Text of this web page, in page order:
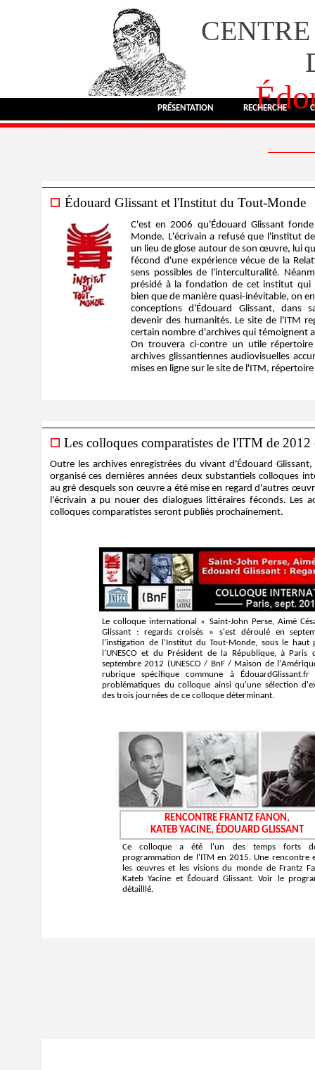
Édouard Glissant et l'Institut du Tout-Monde
C'est en 2006 qu'Édouard Glissant
Monde. L'écrivain a refusé que l'institut
un lieu de glose autour de son œuvre, lui
fécond d'une expérience vécue de la
sens possibles de l'interculturalité.
présidé à la fondation de cet institut
bien que de manière quasi-inévitable, on
conceptions d'Édouard Glissant, dans
devenir des humanités. Le site de l'ITM
certain nombre d'archives qui témoignent
On trouvera ci-contre un utile
archives glissantiennes audiovisuelles
mises en ligne sur le site de l'ITM,
Les colloques comparatistes de l'ITM de 2012
Outre les archives enregistrées du vivant d'Édouard
organisé ces dernières années deux substantiels colloques
au gré desquels son œuvre a été mise en regard d'autres
l'écrivain a pu nouer des dialogues littéraires féconds. Les
colloques comparatistes seront publiés prochainement.
Le colloque international « Saint-John Perse, Aimé
Glissant : regards croisés » s'est déroulé en
l'instigation de l'Institut du Tout-Monde, sous le haut
l'UNESCO et du Président de la République, à
septembre 2012 (UNESCO / BnF / Maison de
rubrique spécifique commune à ÉdouardGlissant.fr
problématiques du colloque ainsi qu'une sélection
des trois journées de ce colloque déterminant.
RENCONTRE FRANTZ FANON,
KATEB YACINE, ÉDOUARD GLISSANT
Ce colloque a été l'un des temps forts
programmation de l'ITM en 2015. Une rencontre
les œuvres et les visions du monde de Frantz
Kateb Yacine et Édouard Glissant. Voir le
détailllé.
RECHERCHE
PRÉSENTATION